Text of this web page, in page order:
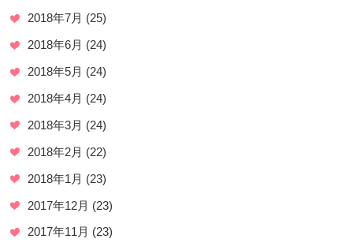
2018年7月 (25)
2018年6月 (24)
2018年5月 (24)
2018年4月 (24)
2018年3月 (24)
2018年2月 (22)
2018年1月 (23)
2017年12月 (23)
2017年11月 (23)